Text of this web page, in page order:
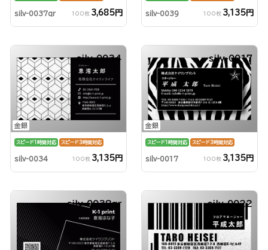
silv-0037qr 100枚 3,685円 silv-0039 100枚 3,135円
金銀
silv-0034
スピード1時間対応 スピード3時間対応
silv-0034 100枚 3,135円
金銀
silv-0017
スピード1時間対応 スピード3時間対応
silv-0017 100枚 3,135円
silv-0038qr silv-0022